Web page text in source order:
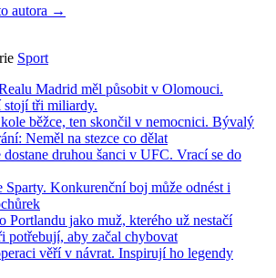
autora →
Sport
Madrid měl působit v Olomouci.
tři miliardy.
běžce, ten skončil v nemocnici. Bývalý
Neměl na stezce co dělat
druhou šanci v UFC. Vrací se do
Sparty. Konkurenční boj může odnést i
Portlandu jako muž, kterého už nestačí
potřebují, aby začal chybovat
věří v návrat. Inspirují ho legendy